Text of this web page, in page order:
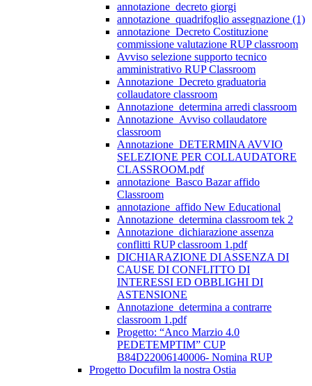
annotazione_decreto giorgi
annotazione_quadrifoglio assegnazione (1)
annotazione_Decreto Costituzione
commissione valutazione RUP classroom
Avviso selezione supporto tecnico
amministrativo RUP Classroom
Annotazione_Decreto graduatoria
collaudatore classroom
Annotazione_determina arredi classroom
Annotazione_Avviso collaudatore
classroom
Annotazione_DETERMINA AVVIO
SELEZIONE PER COLLAUDATORE
CLASSROOM.pdf
annotazione_Basco Bazar affido
Classroom
annotazione_affido New Educational
Annotazione_determina classroom tek 2
Annotazione_dichiarazione assenza
conflitti RUP classroom 1.pdf
DICHIARAZIONE DI ASSENZA DI
CAUSE DI CONFLITTO DI
INTERESSI ED OBBLIGHI DI
ASTENSIONE
Annotazione_determina a contrarre
classroom 1.pdf
Progetto: “Anco Marzio 4.0
PEDETEMPTIM” CUP
B84D22006140006- Nomina RUP
Progetto Docufilm la nostra Ostia